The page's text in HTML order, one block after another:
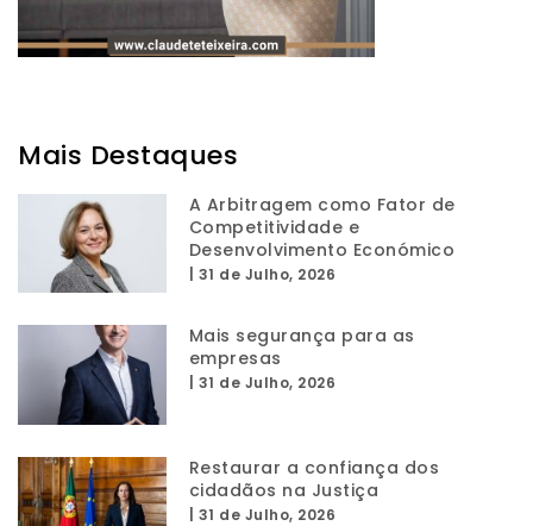
Mais Destaques
A Arbitragem como Fator de
Competitividade e
Desenvolvimento Económico
31 de Julho, 2026
Mais segurança para as
empresas
31 de Julho, 2026
Restaurar a confiança dos
cidadãos na Justiça
31 de Julho, 2026